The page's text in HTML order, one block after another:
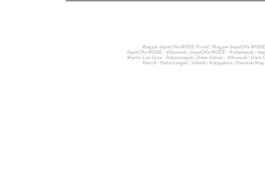
Magyar depeCHe MODE Portál
Magyar depeCHe
depeCHe MODE - Albumok| depeCHe MODE - Kislemezek|
Martin Lee Gore - Dalszövegek| Dave Gahan - Albumok|
Dave
Recoil - Dalszövegek| Videók| Képgaléria| Devotee Map